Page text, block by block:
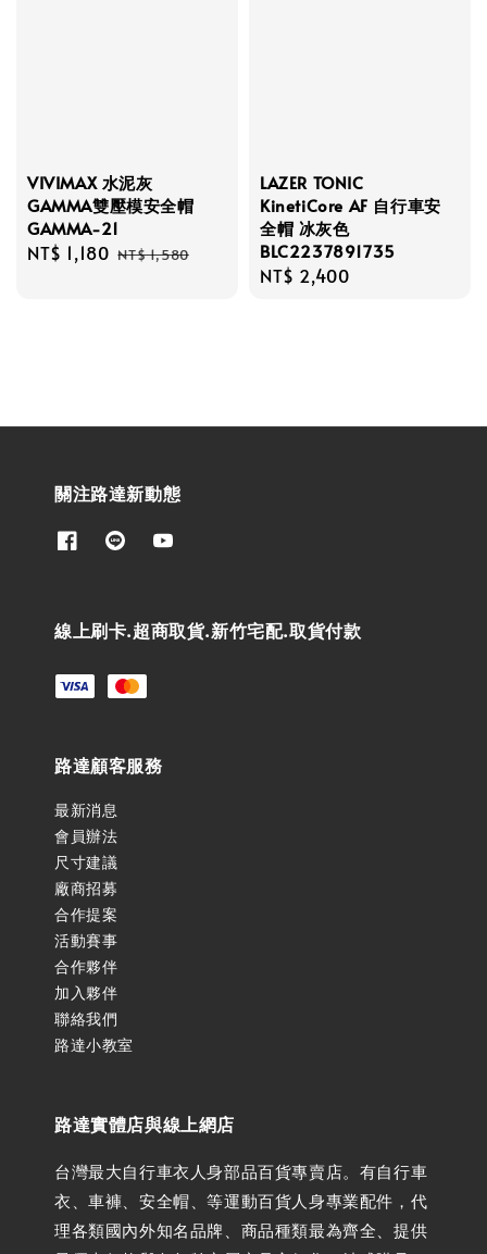
VIVIMAX 水泥灰
GAMMA雙壓模安全帽
GAMMA-21
Sale
NT$ 1,180 Regular
NT$ 1,580
LAZER TONIC
KinetiCore AF 自行車安
全帽 冰灰色
BLC2237891735
Regular
NT$ 2,400
關注路達新動態
線上刷卡.超商取貨.新竹宅配.取貨付款
路達顧客服務
最新消息
會員辦法
尺寸建議
廠商招募
合作提案
活動賽事
合作夥伴
加入夥伴
聯絡我們
路達小教室
路達實體店與線上網店
台灣最大自行車衣人身部品百貨專賣店。有自行車
衣、車褲、安全帽、等運動百貨人身專業配件，代
理各類國內外知名品牌、商品種類最為齊全、提供